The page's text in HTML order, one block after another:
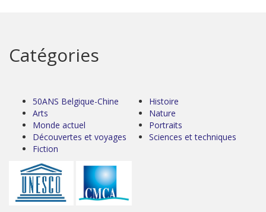
Catégories
50ANS Belgique-Chine
Arts
Monde actuel
Découvertes et voyages
Fiction
Histoire
Nature
Portraits
Sciences et techniques